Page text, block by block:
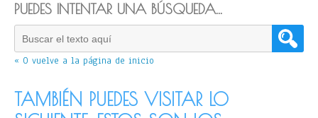
PUEDES INTENTAR UNA BÚSQUEDA...
« O vuelve a la página de inicio
TAMBIÉN PUEDES VISITAR LO